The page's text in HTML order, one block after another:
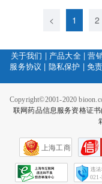
< 1 2
关于我们 | 产品大全|营
服务协议 | 隐私保护 |免
Copyright©2001-2020
联网药品信息服务资格证
上海工商